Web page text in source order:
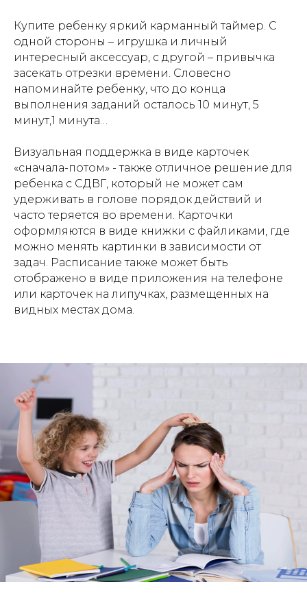
Купите ребенку яркий карманный таймер. С
одной стороны – игрушка и личный
интересный аксессуар, с другой – привычка
засекать отрезки времени. Словесно
напоминайте ребенку, что до конца
выполнения заданий осталось 10 минут, 5
минут,1 минута…
Визуальная поддержка в виде карточек
«сначала-потом» - также отличное решение для
ребенка с СДВГ, который не может сам
удерживать в голове порядок действий и
часто теряется во времени. Карточки
оформляются в виде книжки с файликами, где
можно менять картинки в зависимости от
задач. Расписание также может быть
отображено в виде приложения на телефоне
или карточек на липучках, размещенных на
видных местах дома.